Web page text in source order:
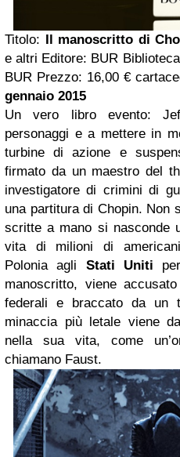
Titolo: Il manoscritto di
e altri Editore: BUR
BUR Prezzo: 16,00 €
gennaio 2015
Un vero libro evento:
personaggi e a mettere in
turbine di azione e
firmato da un maestro del
investigatore di crimini di
una partitura di Chopin. Non
scritte a mano si nasconde
vita di milioni di
Polonia agli Stati Uniti
manoscritto, viene
federali e braccato da un
minaccia più letale viene
nella sua vita, come
chiamano Faust.